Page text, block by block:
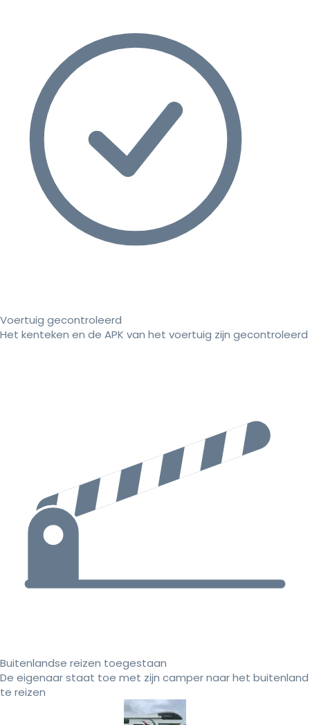
Voertuig gecontroleerd
Het kenteken en de APK van het voertuig zijn gecontroleerd
Buitenlandse reizen toegestaan
De eigenaar staat toe met zijn camper naar het buitenland
te reizen